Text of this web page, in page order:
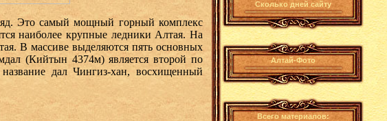
Это самый мощный горный комплекс
наиболее крупные ледники Алтая. На
В массиве выделяются пять основных
(Кийтын 4374м) является второй по
дал Чингиз-хан, восхищенный
Сколько дней сайту
Алтай-Фото
Всего материалов: